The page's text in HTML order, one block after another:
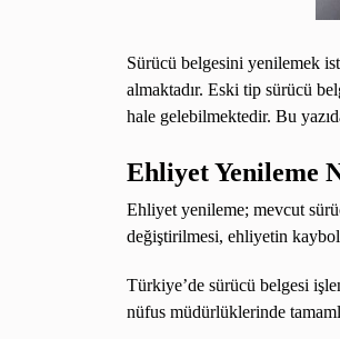
Sürücü belgesini yenilemek
almaktadır. Eski tip sürücü
hale gelebilmektedir. Bu
Ehliyet Yenileme
Ehliyet yenileme; mevcut
değiştirilmesi, ehliyetin
Türkiye’de sürücü belgesi
nüfus müdürlüklerinde